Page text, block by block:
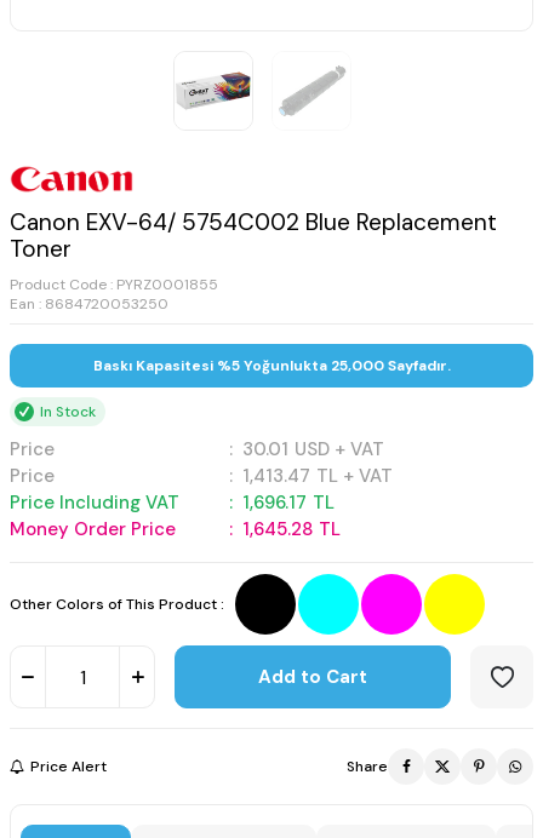
Canon EXV-64/ 5754C002 Blue Replacement
Toner
Product Code : PYRZ0001855
Ean : 8684720053250
Baskı Kapasitesi %5 Yoğunlukta 25,000 Sayfadır.
In Stock
Price : 30.01 USD + VAT
Price
: 1,413.47 TL + VAT
Price Including VAT
: 1,696.17 TL
Money Order Price
: 1,645.28 TL
Other Colors of This Product :
Add to Cart
Price Alert Share